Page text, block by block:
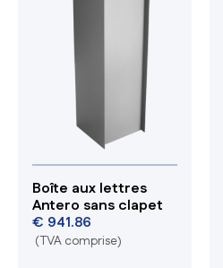
Boîte aux lettres
Antero sans clapet
€ 941.86
(TVA comprise)